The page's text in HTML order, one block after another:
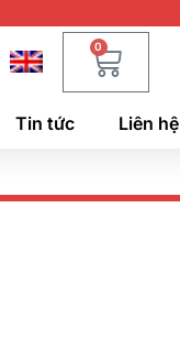
0
Tin tức Liên hệ